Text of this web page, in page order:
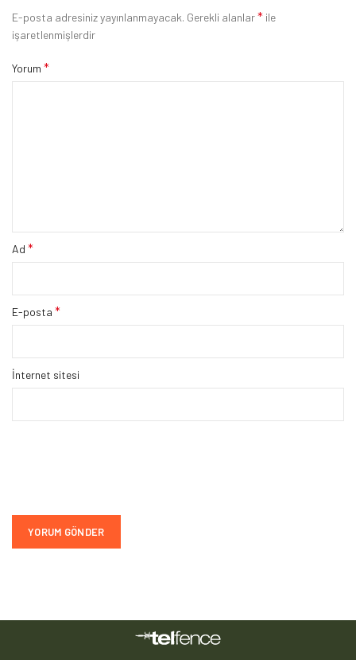
E-posta adresiniz yayınlanmayacak. Gerekli alanlar* ile
işaretlenmişlerdir
Yorum *
Ad *
E-posta *
İnternet sitesi